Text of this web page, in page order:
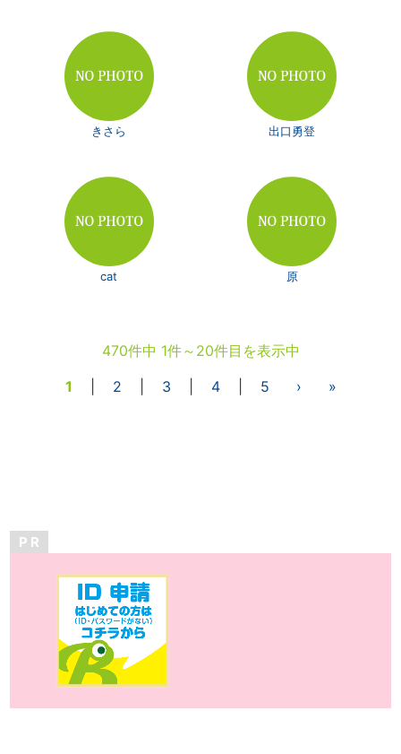
きさら 出口勇登
cat 原
470件中 1件～20件目を表示中
1
2 3 4| 5 › »
P R